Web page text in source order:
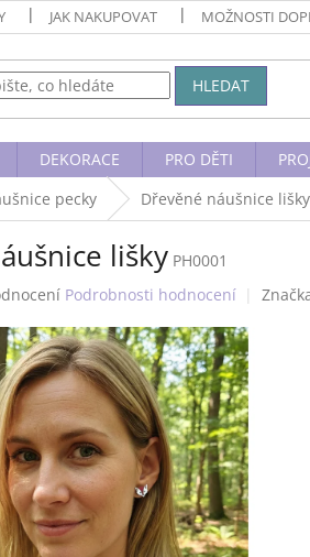
JAK NAKUPOVAT MOŽNOSTI
HLEDAT
DEKORACE PRO DĚTI
pecky Dřevěné náušnice lišky
lišky PH0001
Podrobnosti hodnocení